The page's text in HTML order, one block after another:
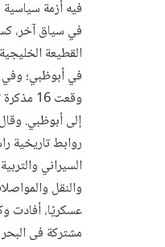
فيه أزمة
في سياق آخر،
القطيعة
في أبوظبي؛ وفي
وقعت
إلى أبوظبي.
روابط تاريخية
السيراني
والنقل
عسكريًا، أفادت